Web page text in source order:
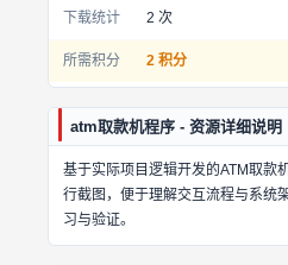
下载统计 2 次
所需积分 2 积分
atm取款机程序 - 资源详细说明
基于实际项目逻辑开发的ATM取款
行截图，便于理解交互流程与系统
习与验证。